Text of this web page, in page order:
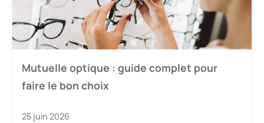
Mutuelle optique : guide complet pour
faire le bon choix
25 juin 2026